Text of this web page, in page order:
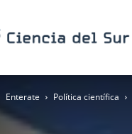
Enterate Política científica